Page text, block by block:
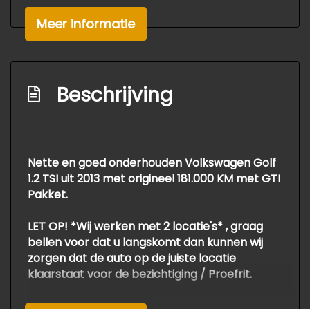
Stuurbekrachtiging snelheidsafhankelijk
Overige
Anti doorslip regeling
Elektronisch stabiliteits programma
Elektronische remkrachtverdeling
Hoofd airbag(s) achter
Hoofd airbag(s) voor
Knie airbag(s)
Meer informatie
Beschrijving
Nette en goed onderhouden Volkswagen Golf
1.2 TSI uit 2013 met origineel 181.000 KM met GTI
Pakket.
LET OP! *Wij werken met 2 locatie's* , graag
bellen voor dat u langskomt dan kunnen wij
zorgen dat de auto op de juiste locatie
klaarstaat voor de bezichtiging / Proefrit.